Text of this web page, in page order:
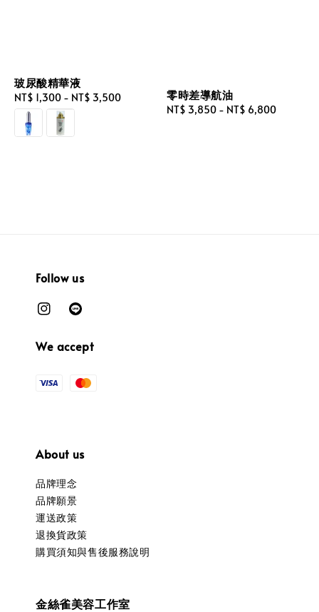
玻尿酸精華液
Regular
price
NT$ 1,300 - NT$ 3,500 零時差導航油
Regular
NT$ 3,850 - NT$ 6,800
Follow us
We accept
About us
品牌理念
品牌願景
運送政策
退換貨政策
購買須知與售後服務說明
金絲雀美容工作室